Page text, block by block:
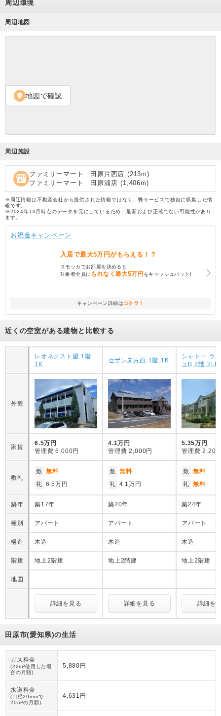
周辺環境
周辺地図
location_on 地図で確認
周辺施設
local_convenience_store ファミリーマート 田原片西店 (213m)
ファミリーマート 田原浦店 (1,406m)
※周辺情報は不動産会社から提供された情報ではなく、弊サービスで独自に収集した情
報です。
※2024年10月時点のデータを元にしているため、最新および正確でない可能性があり
ます。
お祝金キャンペーン
入居で最大5万円がもらえる！？
スモッカでお部屋を決めると
対象者全員に もれなく最大5万円 をキャッシュバック!
キャンペーン詳細はコチラ！
近くの空室がある建物と比較する
レオネクスト望 1階
1K
セザンヌ片西 1階 1K
シャトー ラ
ュB 2階
外観
家賃
6.5万円
管理費 6,000円
4.1万円
管理費 2,000円
5.35万円
管理費 2,200
敷礼
敷 無料
礼 6.5万円
敷 無料
礼 4.1万円
敷 無料
礼 無料
築年 築17年 築20年 築24年
種別 アパート アパート アパート
構造 木造 木造 木造
階建 地上2階建 地上2階建 地上2階建
地図
詳細を見る 詳細を見る 詳細を
田原市(愛知県)の生活
ガス料金
(22m³使用した場
合の月額)
5,880円
水道料金
(口径20mmで
20m³の月額)
4,631円